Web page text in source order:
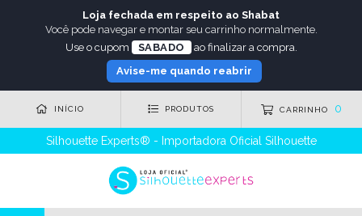
Loja fechada em respeito ao Shabat
Você pode navegar e montar seu carrinho normalmente.
Use o cupom
SABADO
ao finalizar a compra.
Avise-me quando reabrir
INÍCIO PRODUTOS CARRINHO 0
Silhouette Experts® - Importadora Oficial Silhouette